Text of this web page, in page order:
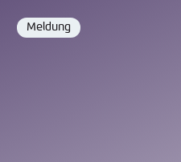
Format
Meldung